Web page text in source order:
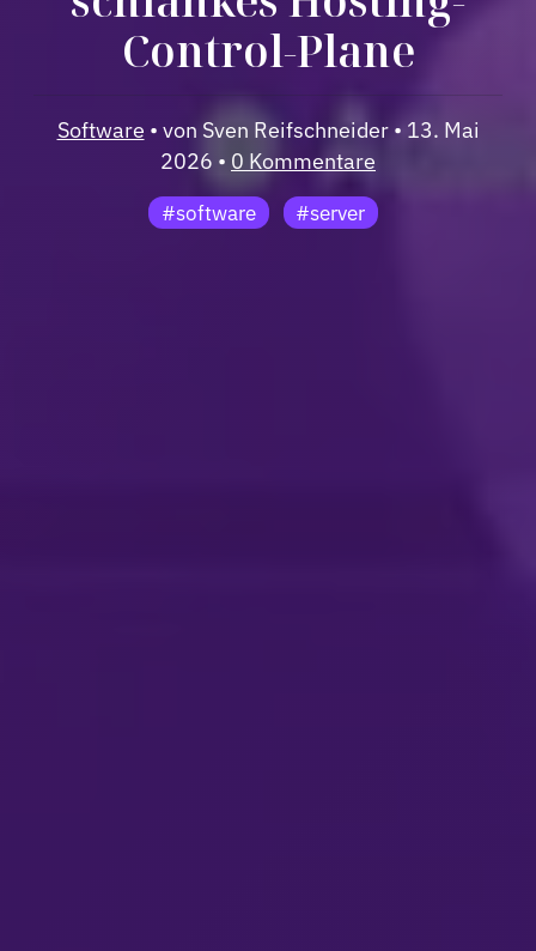
Control-Plane
Software • von Sven Reifschneider • 13. Mai
2026 • 0 Kommentare
#software #server